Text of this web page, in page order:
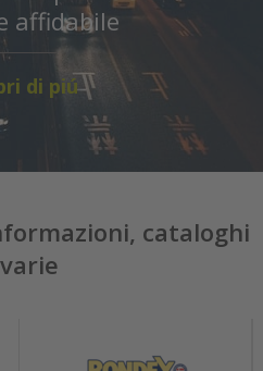
affidabile
di piú
cataloghi